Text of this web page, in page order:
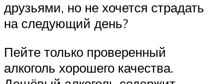
друзьями, но не хочется страдать
на следующий день?
Пейте только проверенный
алкоголь хорошего качества.